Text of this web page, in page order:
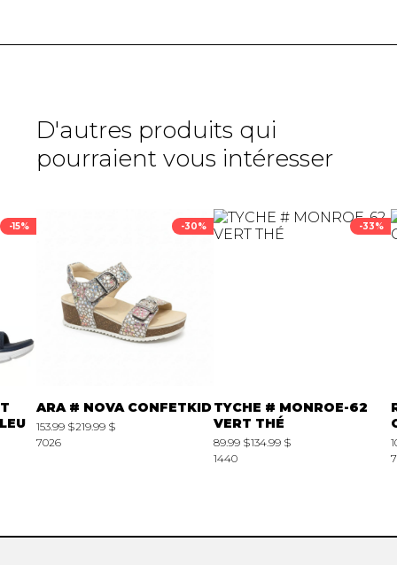
D'autres produits qui
pourraient vous intéresser
-15% -30%
ARA # NOVA CONFETKID
153.99 $219.99 $
7026
-33%
TYCHE # MONROE-62
VERT THÉ
89.99 $134.99 $
1440